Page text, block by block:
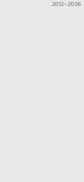
2012—2026